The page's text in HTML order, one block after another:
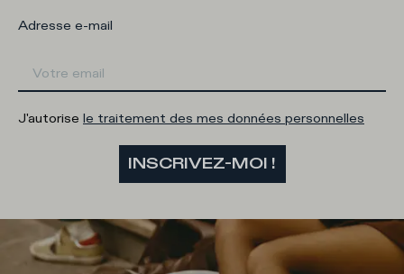
Adresse e-mail
J'autorise le traitement des mes données personnelles
INSCRIVEZ-MOI !